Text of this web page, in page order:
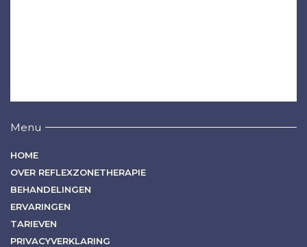
Menu
HOME
OVER REFLEXZONETHERAPIE
BEHANDELINGEN
ERVARINGEN
TARIEVEN
PRIVACYVERKLARING